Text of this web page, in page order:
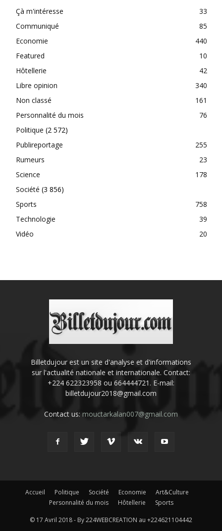
Çà m'intéresse
33
Communiqué
85
Economie
440
Featured
10
Hôtellerie
42
Libre opinion
340
Non classé
161
Personnalité du mois
76
Politique (2 572)
Publireportage
255
Rumeurs
23
Science
178
Société (3 856)
Sports
758
Technologie
39
Vidéo
20
Billetdujour est un site d'analyse et d'informations
sur l'actualité nationale et internationale. Contact:
+224 622323958 ou 664444721. E-mail:
billetdujour2018@gmail.com
Contact us: mouctarkalan007@gmail.com
Accueil Politique Société Economie
Art&Culture
Personnalité du mois
Hôtellerie Sports
© 17 Avril 2018 - By 224WEBCREATION au +224621104442